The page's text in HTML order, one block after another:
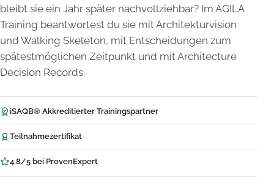
bleibt sie ein Jahr später nachvollziehbar? Im AGILA
Training beantwortest du sie mit Architekturvision
und Walking Skeleton, mit Entscheidungen zum
spätestmöglichen Zeitpunkt und mit Architecture
Decision Records.
iSAQB® Akkreditierter Trainingspartner
Teilnahmezertifikat
4,8/5 bei ProvenExpert